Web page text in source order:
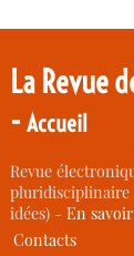
La Revue
-Accueil
Revue
idées) -En
Contacts